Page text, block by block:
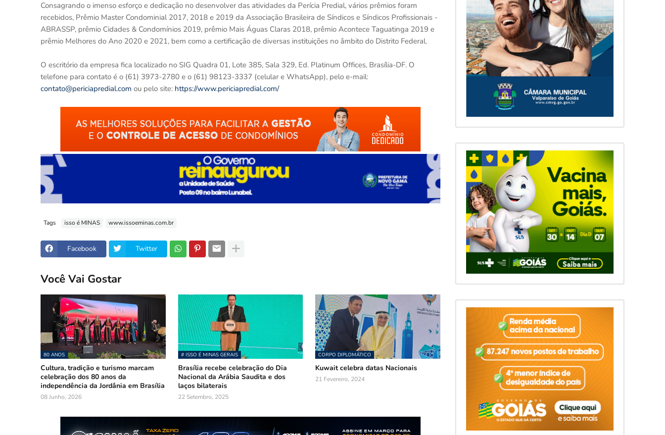
Consagrando o imenso esforço e dedicação no desenvolver das atividades da Perícia Predial, vários prêmios foram
recebidos, Prêmio Master Condominial 2017, 2018 e 2019 da Associação Brasileira de Síndicos e Síndicos Profissionais -
ABRASSP, prêmio Cidades & Condomínios 2019, prêmio Mais Águas Claras 2018, prêmio Acontece Taguatinga 2019 e
prêmio Melhores do Ano 2020 e 2021, bem como a certificação de diversas instituições no âmbito do Distrito Federal.
O escritório da empresa fica localizado no SIG Quadra 01, Lote 385, Sala 329, Ed. Platinum Offices, Brasília-DF. O
telefone para contato é o (61) 3973-2780 e o (61) 98123-3337 (celular e WhatsApp), pelo e-mail:
contato@periciapredial.com ou pelo site: https://www.periciapredial.com/
Tags isso é MINAS www.issoeminas.com.br
Facebook Twitter
Você Vai Gostar
80 ANOS
Cultura, tradição e turismo marcam
celebração dos 80 anos da
independência da Jordânia em Brasília
08 Junho, 2026
# ISSO É MINAS GERAIS
Brasília recebe celebração do Dia
Nacional da Arábia Saudita e dos
laços bilaterais
22 Setembro, 2025
CORPO DIPLOMÁTICO
Kuwait celebra datas Nacionais
21 Fevereiro, 2024